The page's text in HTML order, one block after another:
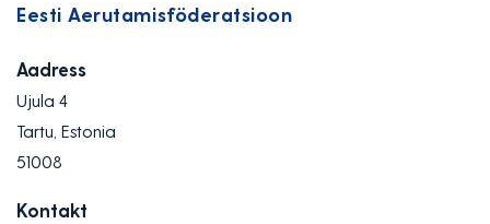
Eesti Aerutamisföderatsioon
Aadress
Ujula 4
Tartu, Estonia
51008
Kontakt